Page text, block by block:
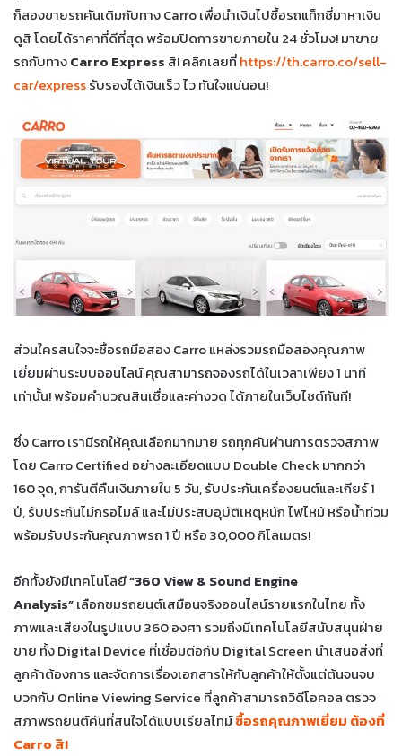
ก็ลองขายรถคันเดิมกับทาง Carro เพื่อนำเงินไปซื้อรถแท็กซี่มาหาเงิน
ดูสิ โดยได้ราคาที่ดีที่สุด พร้อมปิดการขายภายใน 24 ชั่วโมง! มาขาย
รถกับทางCarro Express สิ! คลิกเลยที่https://th.carro.co/sell-
car/expressรับรองได้เงินเร็ว ไว ทันใจแน่นอน!
ส่วนใครสนใจจะซื้อรถมือสอง Carro แหล่งรวมรถมือสองคุณภาพ
เยี่ยมผ่านระบบออนไลน์ คุณสามารถจองรถได้ในเวลาเพียง 1 นาที
เท่านั้น! พร้อมคำนวณสินเชื่อและค่างวด ได้ภายในเว็บไซต์ทันที!
ซึ่ง Carro เรามีรถให้คุณเลือกมากมาย รถทุกคันผ่านการตรวจสภาพ
โดย Carro Certified อย่างละเอียดแบบ Double Check มากกว่า
160 จุด, การันตีคืนเงินภายใน 5 วัน, รับประกันเครื่องยนต์และเกียร์ 1
ปี, รับประกันไม่กรอไมล์ และไม่ประสบอุบัติเหตุหนัก ไฟไหม้ หรือน้ำท่วม
พร้อมรับประกันคุณภาพรถ 1 ปี หรือ 30,000 กิโลเมตร!
อีกทั้งยังมีเทคโนโลยี“360 View & Sound Engine
Analysis”เลือกชมรถยนต์เสมือนจริงออนไลน์รายแรกในไทย ทั้ง
ภาพและเสียงในรูปแบบ 360 องศา รวมถึงมีเทคโนโลยีสนับสนุนฝ่าย
ขาย ทั้ง Digital Device ที่เชื่อมต่อกับ Digital Screen นำเสนอสิ่งที่
ลูกค้าต้องการ และจัดการเรื่องเอกสารให้กับลูกค้าให้ตั้งแต่ต้นจนจบ
บวกกับ Online Viewing Service ที่ลูกค้าสามารถวิดีโอคอล ตรวจ
สภาพรถยนต์คันที่สนใจได้แบบเรียลไทม์ซื้อรถคุณภาพเยี่ยม ต้องที่
Carro สิ!